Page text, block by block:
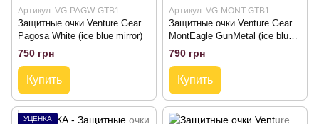
Артикул: VG-PAGW-GTB1
Защитные очки Venture Gear
Pagosa White (ice blue mirror)
750 грн
Купить
Артикул: VG-MONT-GTB1
Защитные очки Venture Gear
MontEagle GunMetal (ice blue
mirror) Anti-Fog
790 грн
Купить
УЦЕНКА